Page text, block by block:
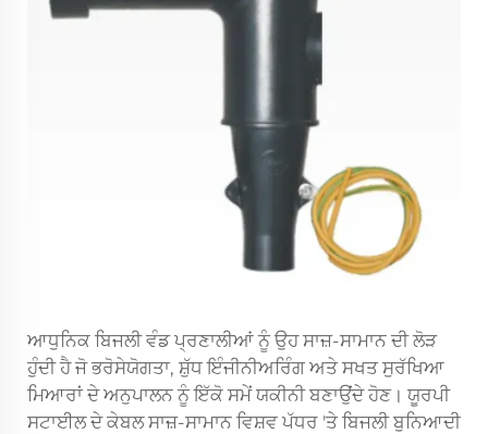
ਆਧੁਨਿਕ ਬਿਜਲੀ ਵੰਡ ਪ੍ਰਣਾਲੀਆਂ ਨੂੰ ਉਹ ਸਾਜ਼-ਸਾਮਾਨ ਦੀ ਲੋੜ
ਹੁੰਦੀ ਹੈ ਜੋ ਭਰੋਸੇਯੋਗਤਾ, ਸ਼ੁੱਧ ਇੰਜੀਨੀਅਰਿੰਗ ਅਤੇ ਸਖਤ ਸੁਰੱਖਿਆ
ਮਿਆਰਾਂ ਦੇ ਅਨੁਪਾਲਨ ਨੂੰ ਇੱਕੋ ਸਮੇਂ ਯਕੀਨੀ ਬਣਾਉਂਦੇ ਹੋਣ। ਯੂਰਪੀ
ਸਟਾਈਲ ਦੇ ਕੇਬਲ ਸਾਜ਼-ਸਾਮਾਨ ਵਿਸ਼ਵ ਪੱਧਰ 'ਤੇ ਬਿਜਲੀ ਬੁਨਿਆਦੀ